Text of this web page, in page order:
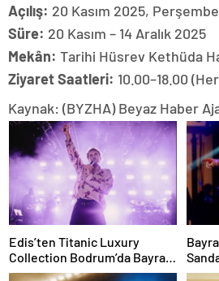
Açılış: 20 Kasım 2025, Perşembe
Süre: 20 Kasım – 14 Aralık 2025
Mekân: Tarihi Hüsrev Kethüda
Ziyaret Saatleri: 10.00–18.00
Kaynak: (BYZHA) Beyaz Haber
Edis’ten Titanic Luxury
Collection Bodrum’da Bayram
Gecesine Damga Vuran